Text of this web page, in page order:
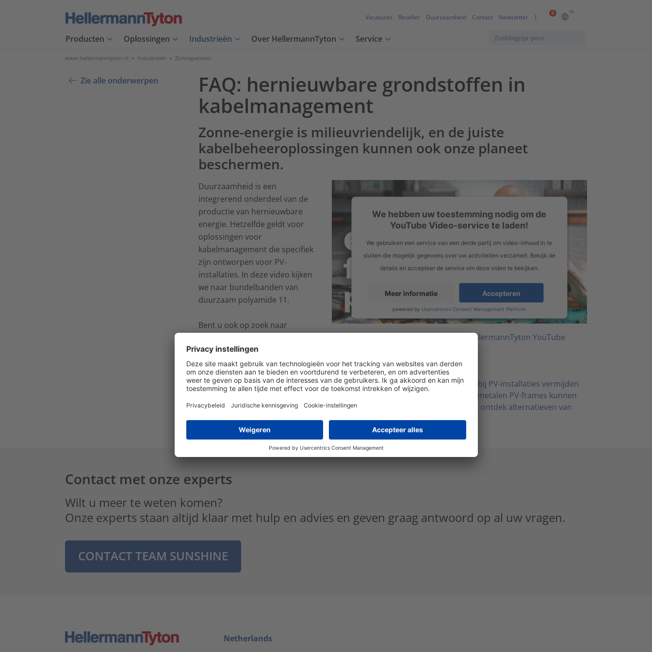
0 NL
Vacatures Reseller Duurzaamheid Contact Newsletter
Producten Oplossingen Industrieën Over HellermannTyton Service
www.hellermanntyton.nl > Industrieën > Zonnepanelen
Zie alle onderwerpen
FAQ: hernieuwbare grondstoffen in
kabelmanagement
Zonne-energie is milieuvriendelijk, en de juiste
kabelbeheeroplossingen kunnen ook onze planeet
beschermen.
Duurzaamheid is een
integrerend onderdeel van de
productie van hernieuwbare
energie. Hetzelfde geldt voor
oplossingen voor
kabelmanagement die specifiek
zijn ontworpen voor PV-
installaties. In deze video kijken
we naar bundelbanden van
duurzaam polyamide 11.
Bent u ook op zoek naar
nog duurzamer te maken? Bekijk
dan deze video en voel je vrij om
contact met ons op te nemen.
We hebben uw toestemming nodig om de
YouTube Video-service te laden!
We gebruiken een service van een derde partij om video-inhoud in te
sluiten die mogelijk gegevens over uw activiteiten verzamelt. Bekijk de
details en accepteer de service om deze video te bekijken.
Meer informatie Accepteren
powered by Usercentrics Consent Management Platform
HellermannTyton YouTube
Ook interessant:
FAQ: Contactcorrosie bij PV-installaties vermijden
Metalen klemmen op metalen PV-frames kunnen
corrosie veroorzaken, ontdek alternatieven van
kunststof
Contact met onze experts
Wilt u meer te weten komen?
Onze experts staan altijd klaar met hulp en advies en geven graag antwoord op al uw vragen.
CONTACT TEAM SUNSHINE
Netherlands